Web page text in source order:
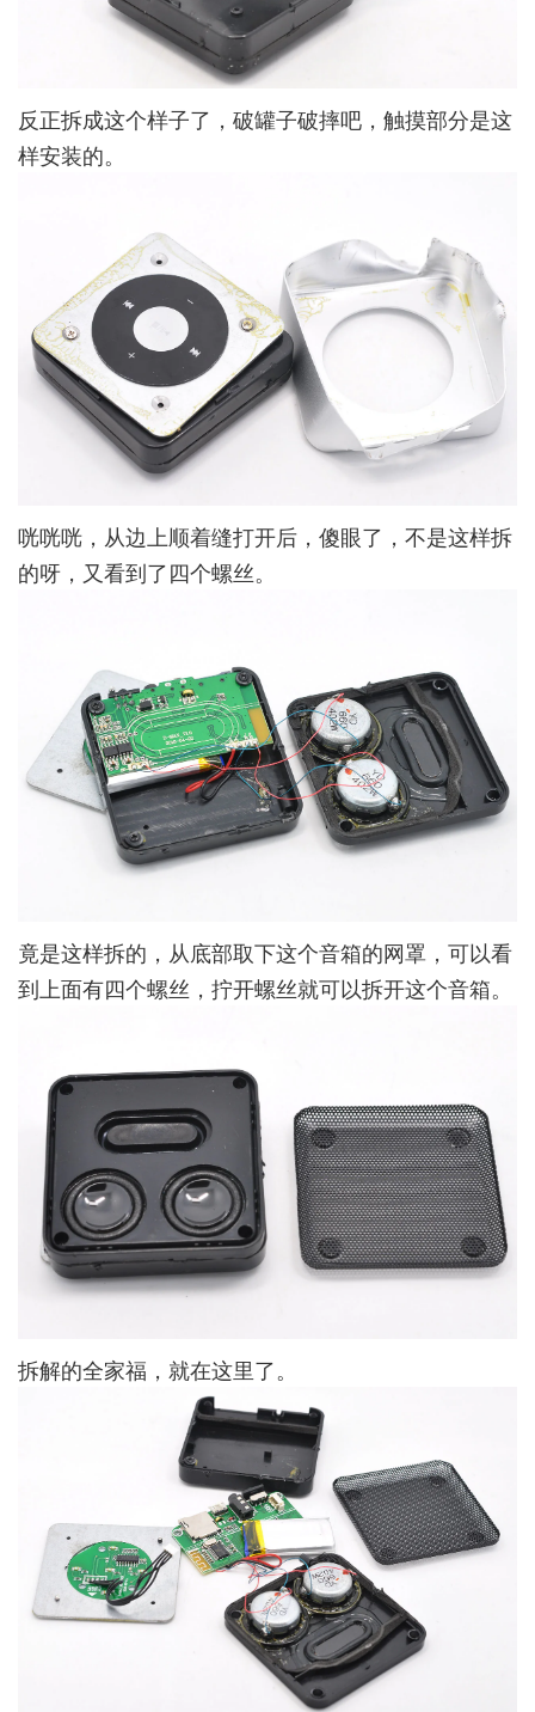
反正拆成这个样子了，破罐子破摔吧，触摸部分是这
样安装的。
咣咣咣，从边上顺着缝打开后，傻眼了，不是这样拆
的呀，又看到了四个螺丝。
竟是这样拆的，从底部取下这个音箱的网罩，可以看
到上面有四个螺丝，拧开螺丝就可以拆开这个音箱。
拆解的全家福，就在这里了。